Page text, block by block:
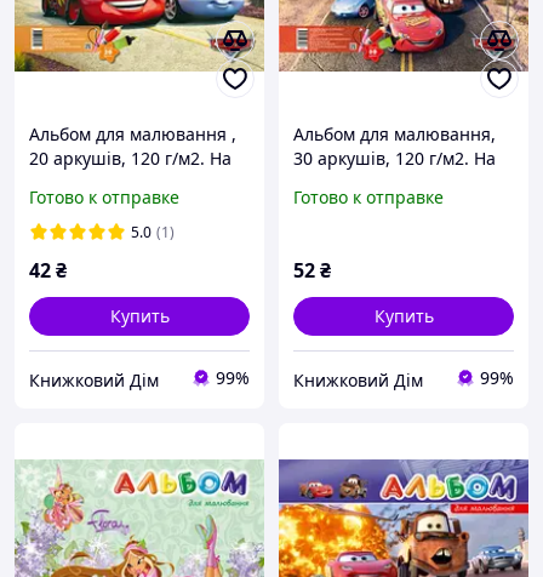
Альбом для малювання ,
20 аркушів, 120 г/м2. На
Готово к отправке
5.0 (1)
42₴
Купить
Книжковий Дім 99%
Альбом для малювання,
30 аркушів, 120 г/м2. На
Готово к отправке
52₴
Купить
Книжковий Дім 99%